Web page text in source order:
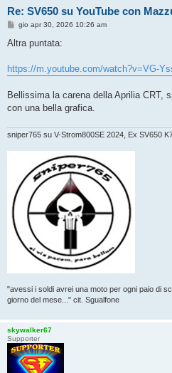
Re: SV650 su YouTube con
M
s
g
g
o
gio apr 30, 2026 10:26 am
Altra puntata:
https://m.youtube.com/watch?v=VG-
Bellissima la carena della Aprilia CRT,
con una bella grafica.
sniper765 su V-Strom800SE 2024, Ex SV650
"avessi i soldi avrei una moto per ogni paio di
giorno del mese..." cit. Sgualfone
skywalker67
Supporter